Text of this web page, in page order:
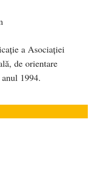
a Asociaţiei
de orientare
1994.